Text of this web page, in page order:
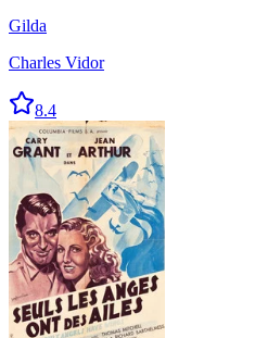
Gilda
Charles Vidor
8.4